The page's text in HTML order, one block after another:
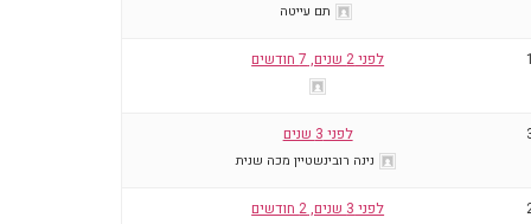
תם עייטה
1 לפני 2 שנים, 7 חודשים
לפני 3 שנים
נינה רובינשטיין מכה שנית
לפני 3 שנים, 2 חודשים